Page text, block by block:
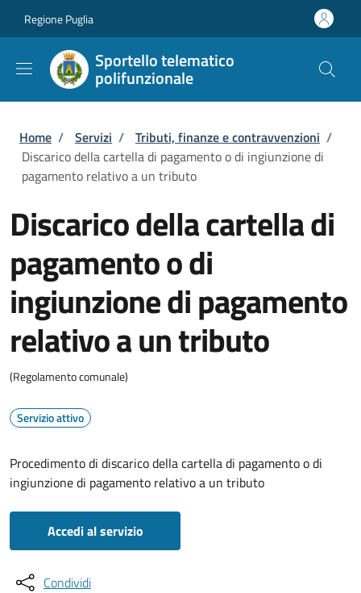
Regione Puglia
Sportello telematico
polifunzionale
Briciole di pane
Home / Servizi / Tributi, finanze e contravvenzioni /
Discarico della cartella di pagamento o di ingiunzione di
pagamento relativo a un tributo
Discarico della cartella di
pagamento o di
ingiunzione di pagamento
relativo a un tributo
(Regolamento comunale)
Servizio attivo
Procedimento di discarico della cartella di pagamento o di
ingiunzione di pagamento relativo a un tributo
Accedi al servizio
Condividi